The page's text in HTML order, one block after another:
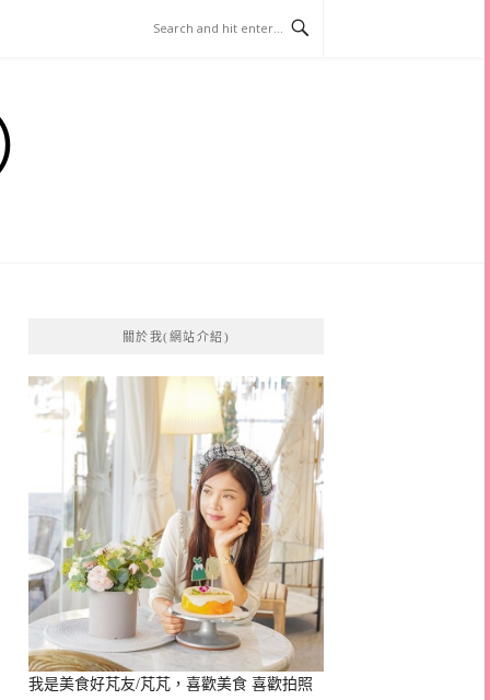
關於我(網站介紹)
我是美食好芃友/芃芃，喜歡美食 喜歡拍照